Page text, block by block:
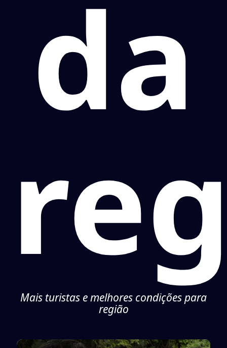
da
Mais turistas e melhores condições para
região